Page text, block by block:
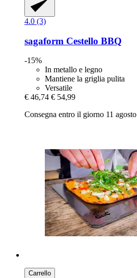
4.0 (3)
sagaform Cestello BBQ
-15%
In metallo e legno
Mantiene la griglia pulita
Versatile
€ 46,74 € 54,99
Consegna entro il giorno 11 agosto
Carrello